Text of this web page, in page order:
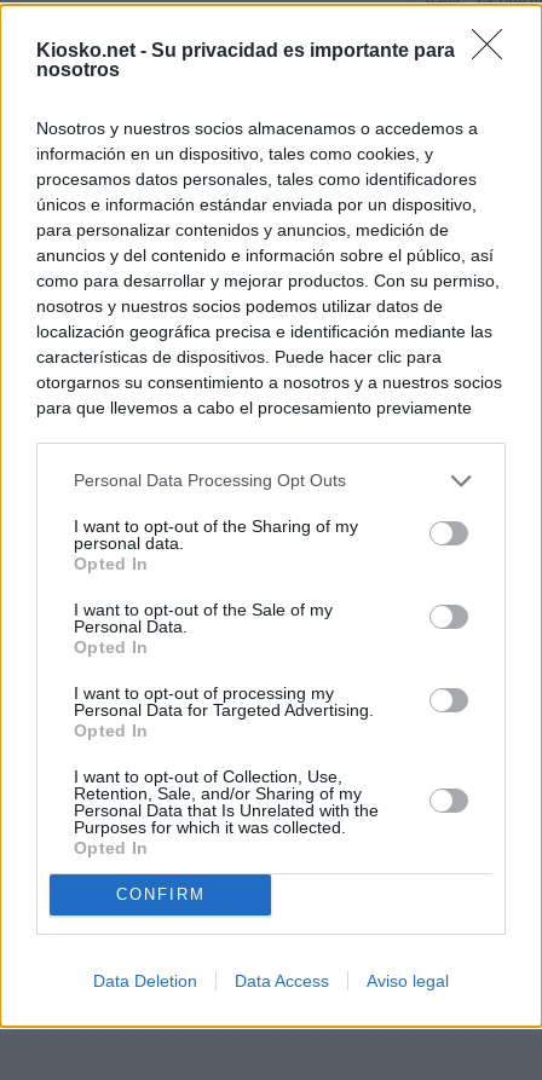
Kiosko.net - Su privacidad es importante para
nosotros
Nosotros y nuestros socios almacenamos o accedemos a
información en un dispositivo, tales como cookies, y
procesamos datos personales, tales como identificadores
únicos e información estándar enviada por un dispositivo,
para personalizar contenidos y anuncios, medición de
anuncios y del contenido e información sobre el público, así
como para desarrollar y mejorar productos. Con su permiso,
nosotros y nuestros socios podemos utilizar datos de
localización geográfica precisa e identificación mediante las
características de dispositivos. Puede hacer clic para
otorgarnos su consentimiento a nosotros y a nuestros socios
para que llevemos a cabo el procesamiento previamente
negar su consentimiento. Tenga en cuenta que algún
de su consentimiento, pero usted tiene el derecho de
rechazar tal procesamiento. Sus preferencias se aplicarán
cualquier momento entrando de nuevo en este sitio web o
visitando nuestra política de privacidad.
Personal Data Processing Opt Outs
I want to opt-out of the Sharing of my
personal data.
Opted In
I want to opt-out of the Sale of my
Personal Data.
Opted In
I want to opt-out of processing my
Personal Data for Targeted Advertising.
Opted In
I want to opt-out of Collection, Use,
Retention, Sale, and/or Sharing of my
Personal Data that Is Unrelated with the
Purposes for which it was collected.
Opted In
CONFIRM
Data Deletion Data Access Aviso legal
"Solo
Sánchez
© Kiosko.net Aviso Legal Privacidad y Cookies